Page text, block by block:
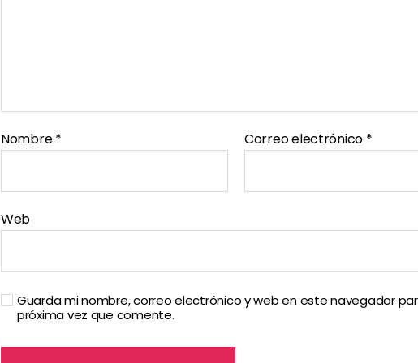
Nombre* Correo electrónico *
Web
Guarda mi nombre, correo electrónico y web en este navegador
próxima vez que comente.